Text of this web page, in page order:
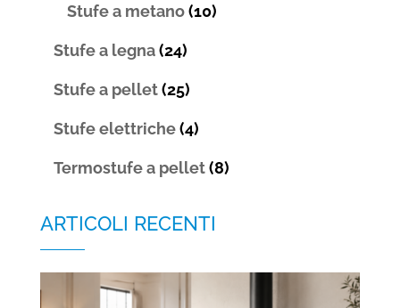
Stufe a metano (10)
Stufe a legna (24)
Stufe a pellet (25)
Stufe elettriche (4)
Termostufe a pellet (8)
ARTICOLI RECENTI